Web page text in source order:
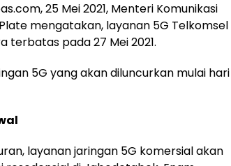
25 Mei 2021, Menteri Komunikasi
mengatakan, layanan 5G Telkomsel
terbatas pada 27 Mei 2021.
5G yang akan diluncurkan mulai hari
layanan jaringan 5G komersial akan